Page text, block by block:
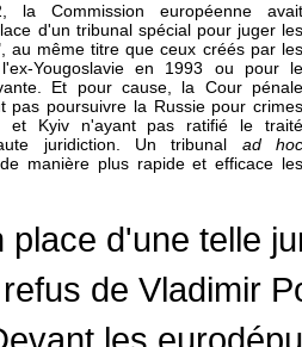
la Commission européenne avait
d'un tribunal spécial pour juger les
au même titre que ceux créés par les
Yougoslavie en 1993 ou pour le
Et pour cause, la Cour pénale
pas poursuivre la Russie pour crimes
et Kyiv n'ayant pas ratifié le traité
juridiction. Un tribunal ad hoc
manière plus rapide et efficace les
place d'une telle
de Vladimir